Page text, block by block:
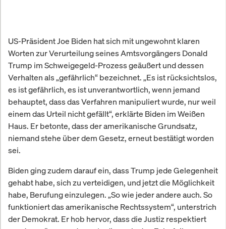
US-Präsident Joe Biden hat sich mit ungewohnt klaren
Worten zur Verurteilung seines Amtsvorgängers Donald
Trump im Schweigegeld-Prozess geäußert und dessen
Verhalten als „gefährlich“ bezeichnet. „Es ist rücksichtslos,
es ist gefährlich, es ist unverantwortlich, wenn jemand
behauptet, dass das Verfahren manipuliert wurde, nur weil
einem das Urteil nicht gefällt“, erklärte Biden im Weißen
Haus. Er betonte, dass der amerikanische Grundsatz,
niemand stehe über dem Gesetz, erneut bestätigt worden
sei.
Biden ging zudem darauf ein, dass Trump jede Gelegenheit
gehabt habe, sich zu verteidigen, und jetzt die Möglichkeit
habe, Berufung einzulegen. „So wie jeder andere auch. So
funktioniert das amerikanische Rechtssystem“, unterstrich
der Demokrat. Er hob hervor, dass die Justiz respektiert